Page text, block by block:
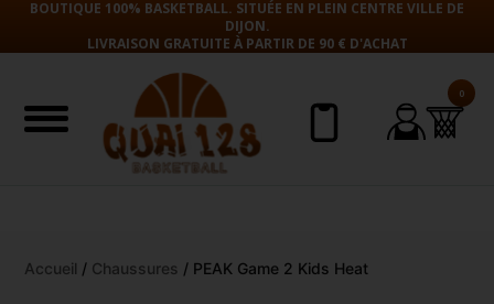
BOUTIQUE 100% BASKETBALL. SITUÉE EN PLEIN CENTRE VILLE DE
DIJON.
LIVRAISON GRATUITE À PARTIR DE 90 € D'ACHAT
0
Accueil / Chaussures / PEAK Game 2 Kids Heat